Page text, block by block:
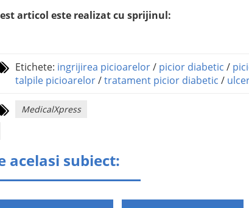
articol este realizat cu sprijinul:
Etichete: ingrijirea picioarelor/ picior diabetic /
talpile picioarelor/tratament picior diabetic /
MedicalXpress
acelasi subiect: